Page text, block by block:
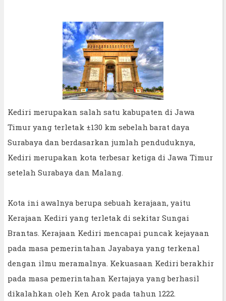
Kediri merupakan salah satu kabupaten di Jawa
Timur yang terletak ±130 km sebelah barat daya
Surabaya dan berdasarkan jumlah penduduknya,
Kediri merupakan kota terbesar ketiga di Jawa Timur
setelah Surabaya dan Malang.
Kota ini awalnya berupa sebuah kerajaan, yaitu
Kerajaan Kediri yang terletak di sekitar Sungai
Brantas. Kerajaan Kediri mencapai puncak kejayaan
pada masa pemerintahan Jayabaya yang terkenal
dengan ilmu meramalnya. Kekuasaan Kediri berakhir
pada masa pemerintahan Kertajaya yang berhasil
dikalahkan oleh Ken Arok pada tahun 1222.